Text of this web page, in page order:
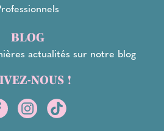
BLOG
actualités sur notre blog
NOUS !